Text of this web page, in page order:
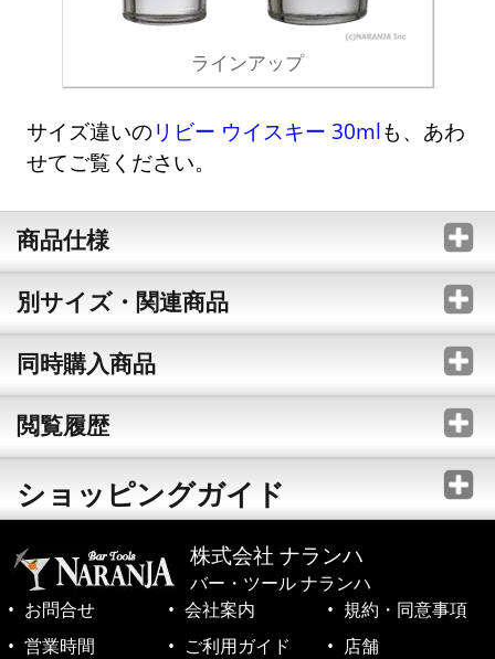
ラインアップ
サイズ違いのリビー ウイスキー 30mlも、あわ
せてご覧ください。
商品仕様
別サイズ・関連商品
同時購入商品
閲覧履歴
ショッピングガイド
株式会社 ナランハ
バー・ツール ナランハ
お問合せ
会社案内
規約・同意事項
営業時間
ご利用ガイド 店舗